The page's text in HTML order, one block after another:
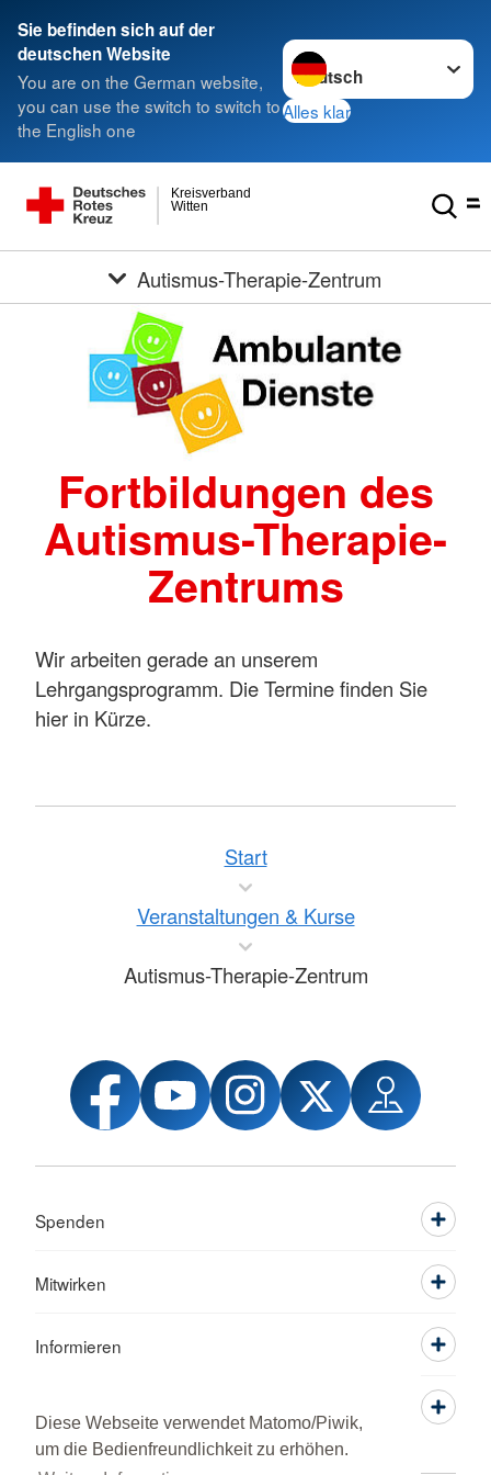
Diese Webseite verwendet Matomo/Piwik,
um die Bedienfreundlichkeit zu erhöhen.
Sie befinden sich auf der
deutschen Website
You are on the German website,
you can use the switch to switch to
the English one
Sprache wechseln zu
Alles klar
Witten
Kreisverband
Autismus-Therapie-Zentrum
Fortbildungen des
Autismus-Therapie-
Zentrums
Wir arbeiten gerade an unserem
Lehrgangsprogramm. Die Termine finden Sie
hier in Kürze.
Start
Veranstaltungen & Kurse
Autismus-Therapie-Zentrum
Spenden
Mitwirken
Informieren